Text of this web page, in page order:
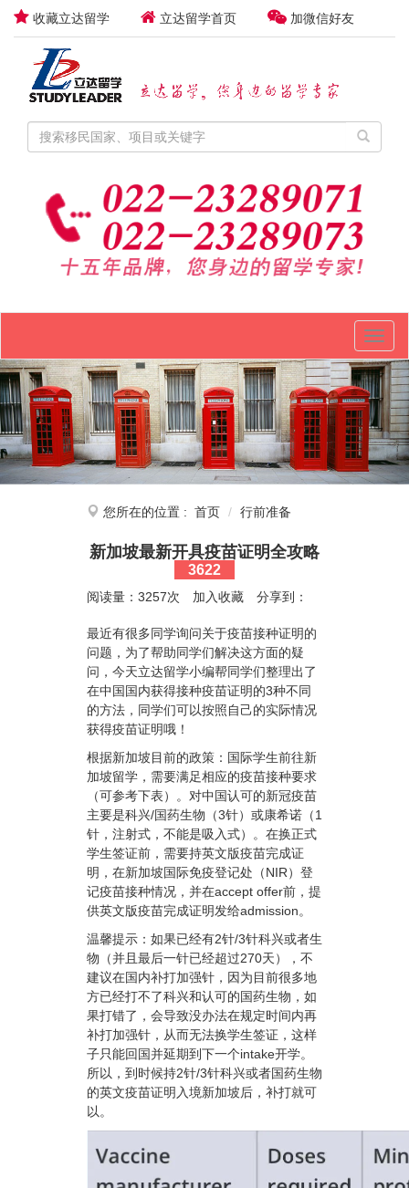
收藏立达留学 立达留学首页 加微信好友
您所在的位置 : 首页 行前准备
新加坡最新开具疫苗证明全攻略
3622
阅读量：3257次 加入收藏 分享到：
最近有很多同学询问关于疫苗接种证明的
问题，为了帮助同学们解决这方面的疑
问，今天立达留学小编帮同学们整理出了
在中国国内获得接种疫苗证明的3种不同
的方法，同学们可以按照自己的实际情况
获得疫苗证明哦！
根据新加坡目前的政策：国际学生前往新
加坡留学，需要满足相应的疫苗接种要求
（可参考下表）。对中国认可的新冠疫苗
主要是科兴/国药生物（3针）或康希诺（1
针，注射式，不能是吸入式）。在换正式
学生签证前，需要持英文版疫苗完成证
明，在新加坡国际免疫登记处（NIR）登
记疫苗接种情况 ，并在accept offer前，提
供英文版疫苗完成证明发给admission。
温馨提示：如果已经有2针/3针科兴或者生
物（并且最后一针已经超过270天），不
建议在国内补打加强针，因为目前很多地
方已经打不了科兴和认可的国药生物，如
果打错了，会导致没办法在规定时间内再
补打加强针，从而无法换学生签证，这样
子只能回国并延期到下一个intake开学。
所以，到时候持2针/3针科兴或者国药生物
的英文疫苗证明入境新加坡后，补打就可
以。